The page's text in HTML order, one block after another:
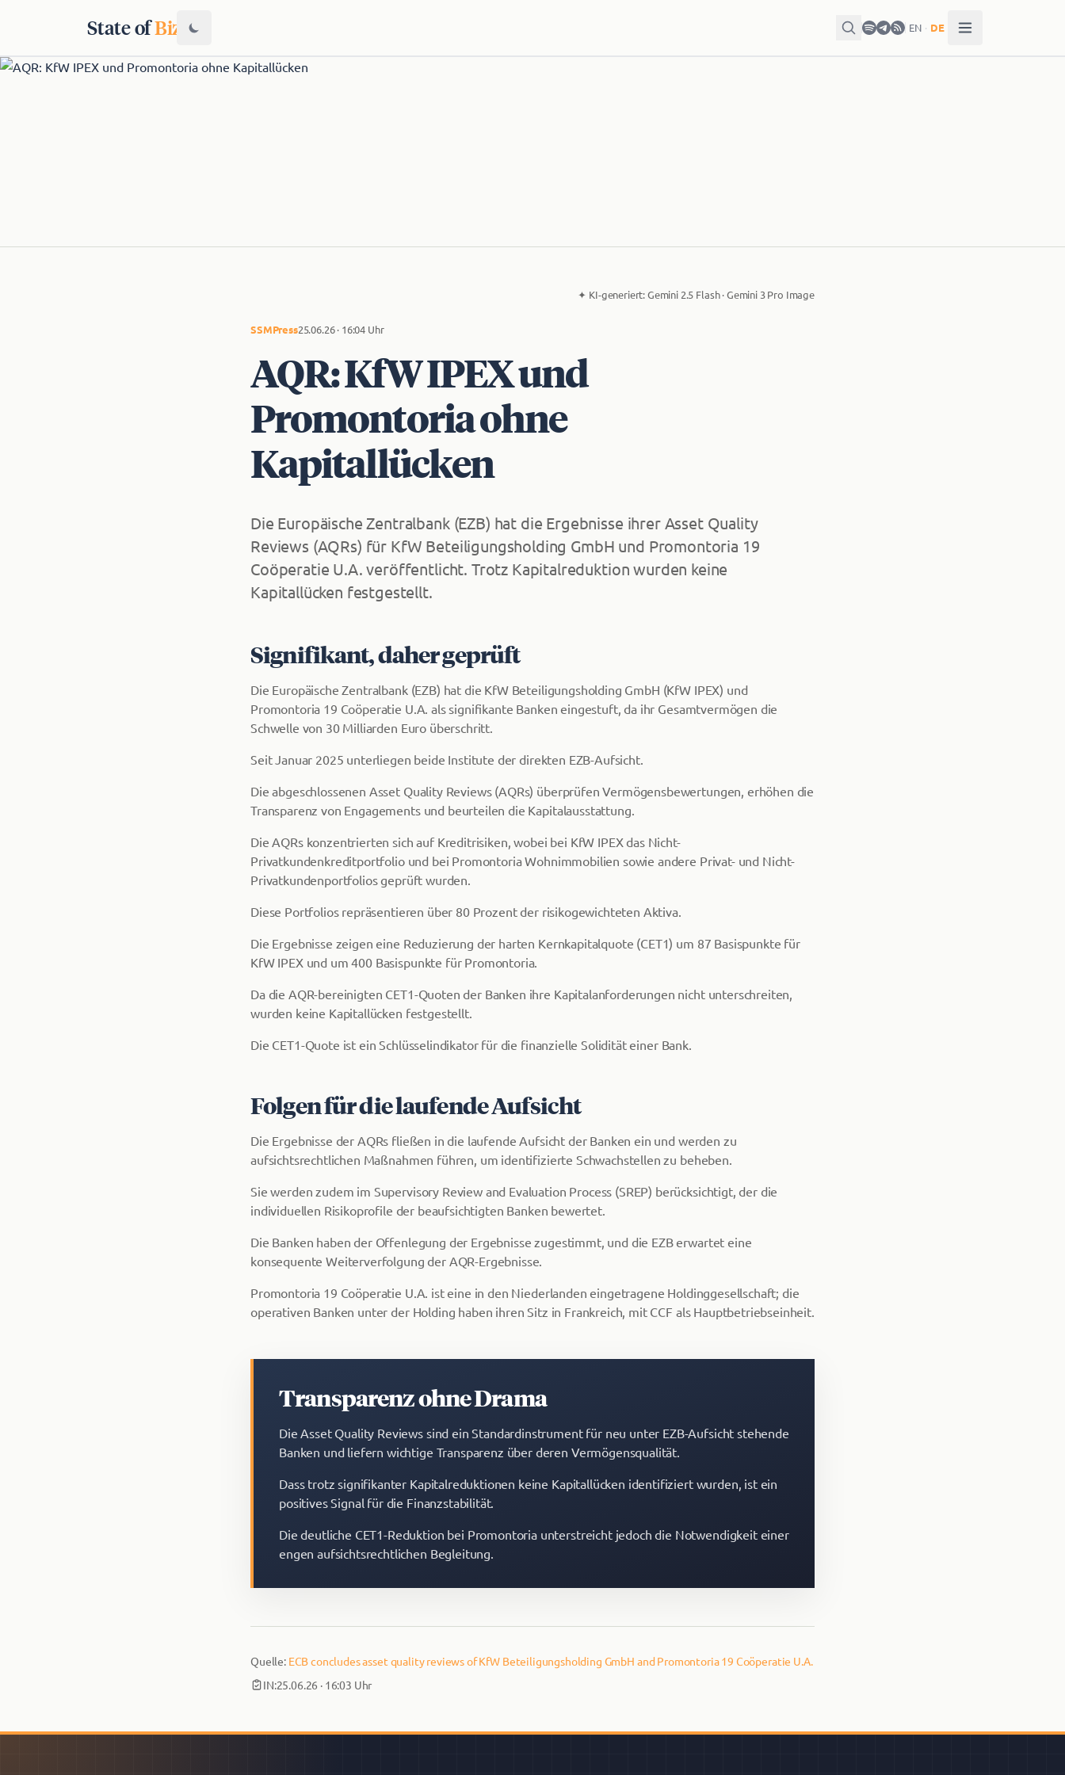
State ofBiz EN · DE
✦ KI-generiert:Gemini 2.5 Flash · Gemini 3 Pro Image
SSMPress25.06.26 · 16:04 Uhr
AQR: KfW IPEX und
Promontoria ohne
Kapitallücken
Die Europäische Zentralbank (EZB) hat die Ergebnisse ihrer Asset Quality
Reviews (AQRs) für KfW Beteiligungsholding GmbH und Promontoria 19
Coöperatie U.A. veröffentlicht. Trotz Kapitalreduktion wurden keine
Kapitallücken festgestellt.
Signifikant, daher geprüft
Die Europäische Zentralbank (EZB) hat die KfW Beteiligungsholding GmbH (KfW IPEX) und
Promontoria 19 Coöperatie U.A. als signifikante Banken eingestuft, da ihr Gesamtvermögen die
Schwelle von 30 Milliarden Euro überschritt.
Seit Januar 2025 unterliegen beide Institute der direkten EZB-Aufsicht.
Die abgeschlossenen Asset Quality Reviews (AQRs) überprüfen Vermögensbewertungen, erhöhen die
Transparenz von Engagements und beurteilen die Kapitalausstattung.
Die AQRs konzentrierten sich auf Kreditrisiken, wobei bei KfW IPEX das Nicht-
Privatkundenkreditportfolio und bei Promontoria Wohnimmobilien sowie andere Privat- und Nicht-
Privatkundenportfolios geprüft wurden.
Diese Portfolios repräsentieren über 80 Prozent der risikogewichteten Aktiva.
Die Ergebnisse zeigen eine Reduzierung der harten Kernkapitalquote (CET1) um 87 Basispunkte für
KfW IPEX und um 400 Basispunkte für Promontoria.
Da die AQR-bereinigten CET1-Quoten der Banken ihre Kapitalanforderungen nicht unterschreiten,
wurden keine Kapitallücken festgestellt.
Die CET1-Quote ist ein Schlüsselindikator für die finanzielle Solidität einer Bank.
Folgen für die laufende Aufsicht
Die Ergebnisse der AQRs fließen in die laufende Aufsicht der Banken ein und werden zu
aufsichtsrechtlichen Maßnahmen führen, um identifizierte Schwachstellen zu beheben.
Sie werden zudem im Supervisory Review and Evaluation Process (SREP) berücksichtigt, der die
individuellen Risikoprofile der beaufsichtigten Banken bewertet.
Die Banken haben der Offenlegung der Ergebnisse zugestimmt, und die EZB erwartet eine
konsequente Weiterverfolgung der AQR-Ergebnisse.
Promontoria 19 Coöperatie U.A. ist eine in den Niederlanden eingetragene Holdinggesellschaft; die
operativen Banken unter der Holding haben ihren Sitz in Frankreich, mit CCF als Hauptbetriebseinheit.
Transparenz ohne Drama
Die Asset Quality Reviews sind ein Standardinstrument für neu unter EZB-Aufsicht stehende
Banken und liefern wichtige Transparenz über deren Vermögensqualität.
Dass trotz signifikanter Kapitalreduktionen keine Kapitallücken identifiziert wurden, ist ein
positives Signal für die Finanzstabilität.
Die deutliche CET1-Reduktion bei Promontoria unterstreicht jedoch die Notwendigkeit einer
engen aufsichtsrechtlichen Begleitung.
Quelle: ECB concludes asset quality reviews of KfW Beteiligungsholding GmbH and Promontoria 19 Coöperatie U.A.
IN:25.06.26 · 16:03 Uhr